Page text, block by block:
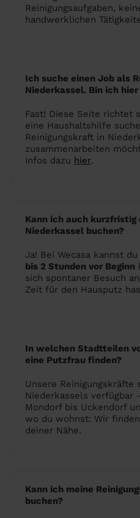
Reinigungsaufgaben,
handwerklichen
Ich suche einen Job als
Niederkassel. Bin ich
Fast! Diese Seite richtet
eine Haushaltshilfe
Reinigungskraft in
zusammenarbeiten
Infos dazu hier.
Kann ich auch kurzfristig
Niederkassel buchen?
Ja! Bei Wecasa kannst
bis 2 Stunden vor Beginn
sich spontaner Besuch
Zeit für den Hausputz
In welchen Stadtteilen
eine Putzfrau finden?
Unsere
Niederkassels verfügbar
Mondorf bis Uckendorf
wo du wohnst: Wir
deiner Nähe.
Kann ich meine
buchen?